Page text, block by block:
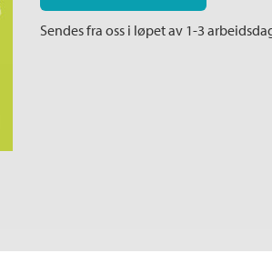
Sendes fra oss i løpet av 1-3